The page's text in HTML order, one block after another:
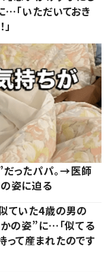
…「いただいておき
ったパパ。→医師
姿に迫る
ていた4歳の男の
の姿”に…「似てる
って産まれたのです